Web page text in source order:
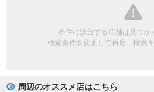
ペアルームあり
条件に該当する店舗は見つか
検索条件を変更して再度、検索
周辺のオススメ店はこちら